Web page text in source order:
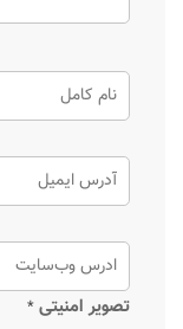
تصویر امنیتی*